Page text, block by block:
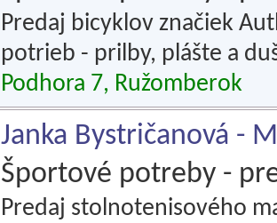
Predaj bicyklov značiek
potrieb - prilby, plášte a
Podhora 7, Ružomberok
Janka Bystričanová -
Športové potreby -
Predaj stolnotenisového